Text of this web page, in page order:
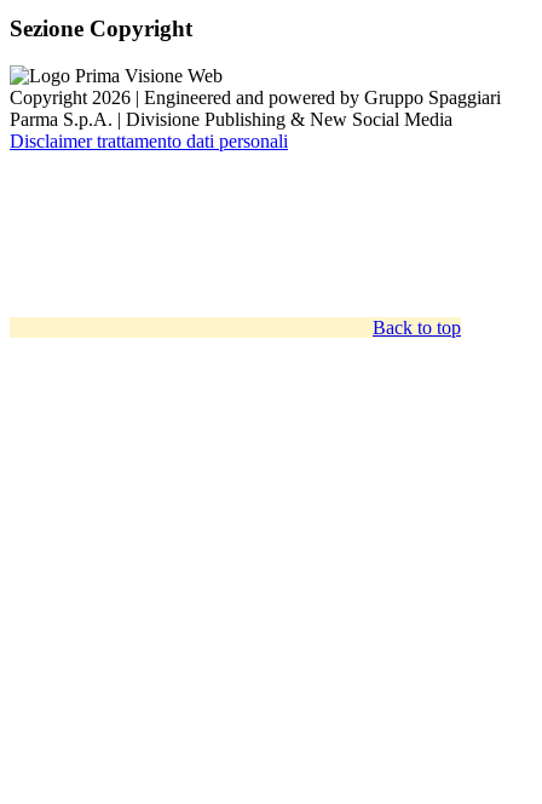
Sezione Copyright
Copyright 2026 | Engineered and powered by Gruppo Spaggiari
Parma S.p.A. | Divisione Publishing & New Social Media
Disclaimer trattamento dati personali
Back to top